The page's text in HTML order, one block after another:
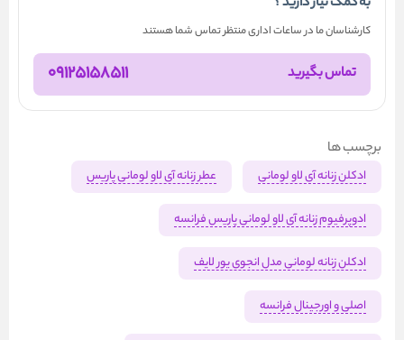
کارشناسان ما در ساعات اداری منتظر تماس شما هستند
تماس بگیرید 09125158511
برچسب ها
ادکلن زنانه آی لاو لومانی عطر زنانه آی لاو لومانی پاریس
ادوپرفیوم زنانه آی لاو لومانی پاریس فرانسه
ادکلن زنانه لومانی مدل انجوی یور لایف
اصلی و اورجینال فرانسه